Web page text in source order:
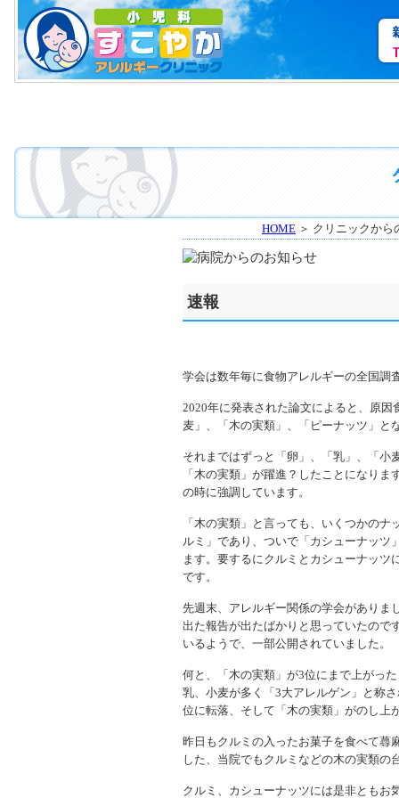
HOME ＞ クリニックか
速報
学会は数年毎に食物アレルギーの全国調
2020年に発表された論文によると、原
麦」、「木の実類」、「ピーナッツ」と
それまではずっと「卵」、「乳」、「小
「木の実類」が躍進？したことになり
の時に強調しています。
「木の実類」と言っても、いくつかの
ルミ」であり、ついで「カシューナッツ
ます。要するにクルミとカシューナッツ
です。
先週末、アレルギー関係の学会がありま
出た報告が出たばかりと思っていたので
いるようで、一部公開されていました。
何と、「木の実類」が3位にまで上がっ
乳、小麦が多く「3大アレルゲン」と称
位に転落、そして「木の実類」がのし上
昨日もクルミの入ったお菓子を食べて蕁
した、当院でもクルミなどの木の実類の
クルミ、カシューナッツには是非ともお